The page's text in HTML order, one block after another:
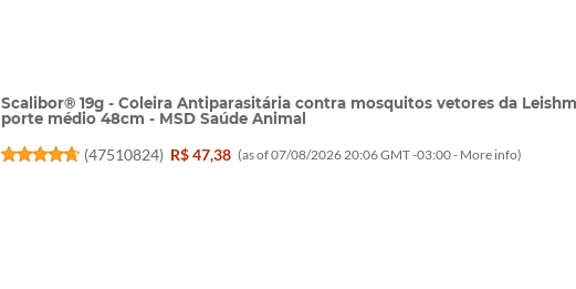
Scalibor® 19g - Coleira Antiparasitária contra mosquitos vetores da
porte médio 48cm - MSD Saúde Animal
(47510824) R$ 47,38 (as of 07/08/2026 20:06 GMT -03:00 - More info)